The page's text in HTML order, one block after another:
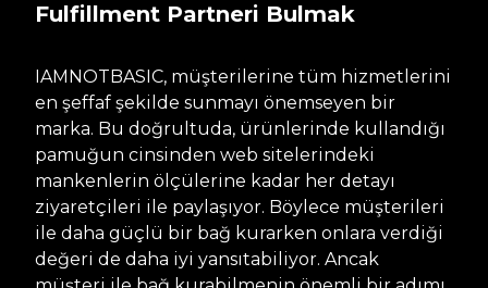
Fulfillment Partneri Bulmak
IAMNOTBASIC, müşterilerine tüm hizmetlerini
en şeffaf şekilde sunmayı önemseyen bir
marka. Bu doğrultuda, ürünlerinde kullandığı
pamuğun cinsinden web sitelerindeki
mankenlerin ölçülerine kadar her detayı
ziyaretçileri ile paylaşıyor. Böylece müşterileri
ile daha güçlü bir bağ kurarken onlara verdiği
değeri de daha iyi yansıtabiliyor. Ancak